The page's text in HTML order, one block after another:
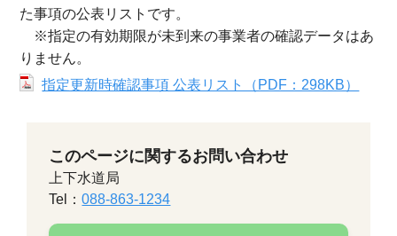
た事項の公表リストです。
※指定の有効期限が未到来の事業者の確認データはあ
りません。
指定更新時確認事項 公表リスト（PDF：298KB）
このページに関するお問い合わせ
上下水道局
Tel：088-863-1234